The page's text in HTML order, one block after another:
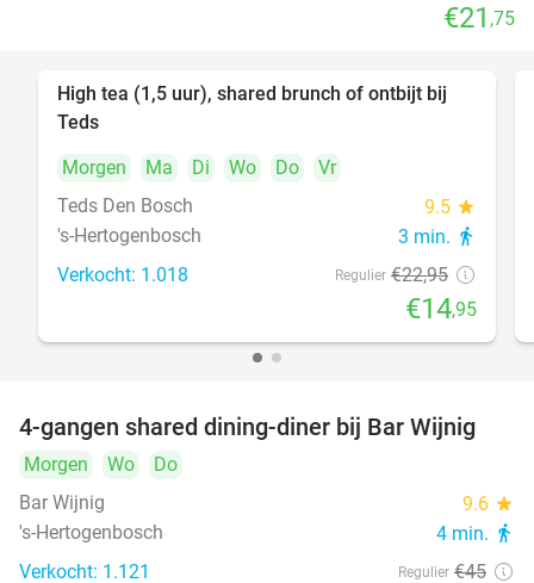
€21 ,75
35%
High tea (1,5 uur), shared brunch of ontbijt bij
Teds
Morgen
Ma Di Wo Do
Vr
Teds Den Bosch
9.5 star
's-Hertogenbosch 3 min. directions_walk
Verkocht: 1.018 Regulier €22,95
€14,95
45%
4-gangen shared dining-diner bij Bar Wijnig
Morgen Wo
Do
Bar Wijnig
9.6 star
's-Hertogenbosch 4 min. directions_walk
Verkocht: 1.121 Regulier €45